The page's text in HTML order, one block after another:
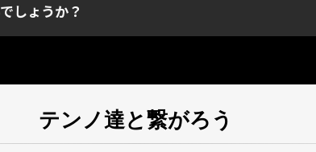
しょうか？
テンノ達と繋がろう